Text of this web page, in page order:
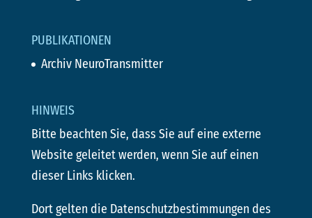
PUBLIKATIONEN
Archiv NeuroTransmitter
HINWEIS
Bitte beachten Sie, dass Sie auf eine externe
Website geleitet werden, wenn Sie auf einen
dieser Links klicken.
Dort gelten die Datenschutzbestimmungen des